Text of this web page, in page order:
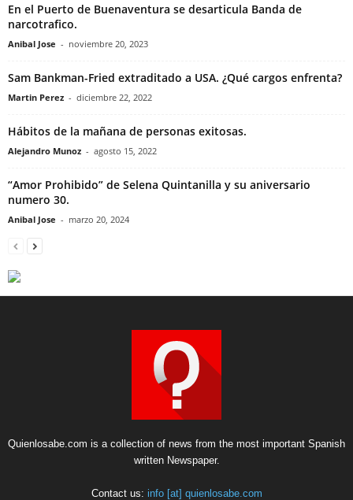
En el Puerto de Buenaventura se desarticula Banda de
narcotrafico.
Anibal Jose - noviembre 20, 2023
Sam Bankman-Fried extraditado a USA. ¿Qué cargos enfrenta?
Martin Perez - diciembre 22, 2022
Hábitos de la mañana de personas exitosas.
Alejandro Munoz - agosto 15, 2022
“Amor Prohibido” de Selena Quintanilla y su aniversario
numero 30.
Anibal Jose - marzo 20, 2024
Quienlosabe.com is a collection of news from the most important Spanish
written Newspaper.
Contact us: info [at] quienlosabe.com